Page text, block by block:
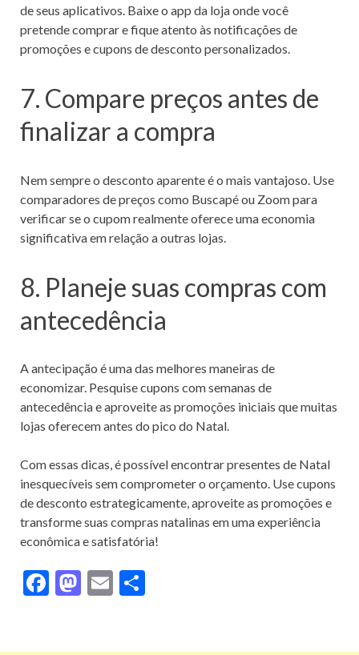
de seus aplicativos. Baixe o app da loja onde você
pretende comprar e fique atento às notificações de
promoções e cupons de desconto personalizados.
7. Compare preços antes de
finalizar a compra
Nem sempre o desconto aparente é o mais vantajoso. Use
comparadores de preços como Buscapé ou Zoom para
verificar se o cupom realmente oferece uma economia
significativa em relação a outras lojas.
8. Planeje suas compras com
antecedência
A antecipação é uma das melhores maneiras de
economizar. Pesquise cupons com semanas de
antecedência e aproveite as promoções iniciais que muitas
lojas oferecem antes do pico do Natal.
Com essas dicas, é possível encontrar presentes de Natal
inesquecíveis sem comprometer o orçamento. Use cupons
de desconto estrategicamente, aproveite as promoções e
transforme suas compras natalinas em uma experiência
econômica e satisfatória!
F
M E